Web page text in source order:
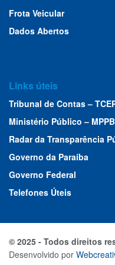
Frota Veicular
Dados Abertos
Links úteis
Tribunal de Contas –
Ministério Público – MPPB
Radar da Transparência
Governo da Paraíba
Governo Federal
Telefones Úteis
© 2025 - Todos direitos
Desenvolvido por